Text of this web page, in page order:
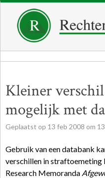
Kleiner
mogelijk met
Geplaatst op 13 feb 2008 om
Gebruik van een databank
verschillen in
Research Memoranda